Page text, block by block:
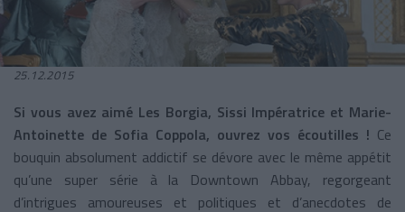
25.12.2015
Si vous avez aimé Les Borgia, Sissi Impératrice et Marie-
Antoinette de Sofia Coppola, ouvrez vos écoutilles ! Ce
bouquin absolument addictif se dévore avec le même appétit
qu’une super série à la Downtown Abbay, regorgeant
d’intrigues amoureuses et politiques et d’anecdotes de